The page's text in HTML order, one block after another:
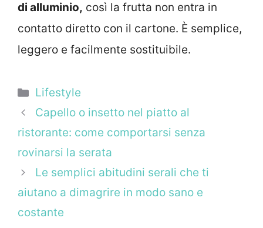
di alluminio, così la frutta non entra in
contatto diretto con il cartone. È semplice,
leggero e facilmente sostituibile.
Categorie
Lifestyle
Capello o insetto nel piatto al
ristorante: come comportarsi senza
rovinarsi la serata
Le semplici abitudini serali che ti
aiutano a dimagrire in modo sano e
costante